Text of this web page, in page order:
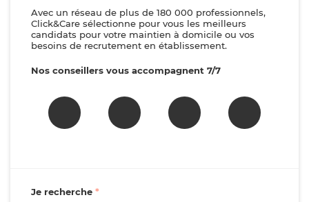
Avec un réseau de plus de 180 000 professionnels,
Click&Care sélectionne pour vous les meilleurs
candidats pour votre maintien à domicile ou vos
besoins de recrutement en établissement.
Nos conseillers vous accompagnent 7/7
Je recherche